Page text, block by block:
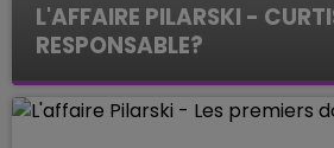
L'AFFAIRE PILARSKI -
RESPONSABLE?
ENQUETES